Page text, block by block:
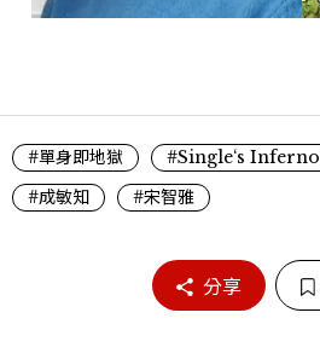
#單身即地獄 #Single‘s Inferno
#成敏知
#宋智雅
分享